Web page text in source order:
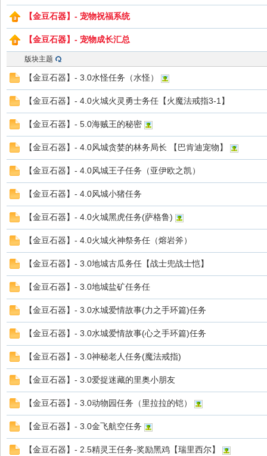
d
【金豆石器】- 宠物祝福系统
【金豆石器】- 宠物成长汇总
版块主题
【金豆石器】- 3.0水怪任务（水怪）
【金豆石器】- 4.0火城火灵勇士务任【火魔法戒指3-1】
【金豆石器】- 5.0海贼王的秘密
【金豆石器】- 4.0风城贪婪的林务局长 【巴肯迪宠物】
【金豆石器】- 4.0风城王子任务（亚伊欧之凯）
【金豆石器】- 4.0风城小猪任务
【金豆石器】- 4.0火城黑虎任务(萨格鲁)
【金豆石器】- 4.0火城火神祭务任（熔岩斧）
【金豆石器】- 3.0地城古瓜务任【战士兜战士恺】
【金豆石器】- 3.0地城盐矿任务任
【金豆石器】- 3.0水城爱情故事(力之手环篇)任务
【金豆石器】- 3.0水城爱情故事(心之手环篇)任务
【金豆石器】- 3.0神秘老人任务(魔法戒指)
【金豆石器】- 3.0爱捉迷藏的里奥小朋友
【金豆石器】- 3.0动物园任务（里拉拉的铠）
【金豆石器】- 3.0金飞航空任务
【金豆石器】- 2.5精灵王任务-奖励黑鸡【瑞里西尔】